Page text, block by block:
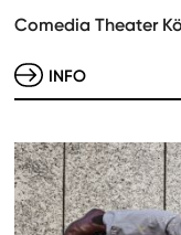
Comedia Theater
INFO